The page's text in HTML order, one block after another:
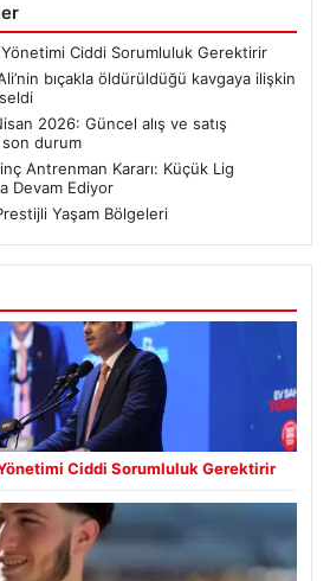
Ciddi Sorumluluk Gerektirir
bıçakla öldürüldüğü kavgaya ilişkin
2026: Güncel alış ve satış
son durum
Antrenman Kararı: Küçük Lig
Devam Ediyor
Yaşam Bölgeleri
Ciddi Sorumluluk Gerektirir